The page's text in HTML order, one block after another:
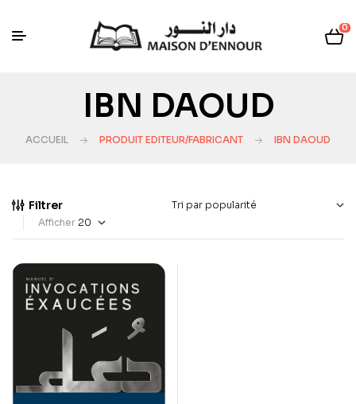
0
IBN DAOUD
ACCUEIL PRODUIT EDITEUR/FABRICANT IBN DAOUD
Filtrer
Afficher